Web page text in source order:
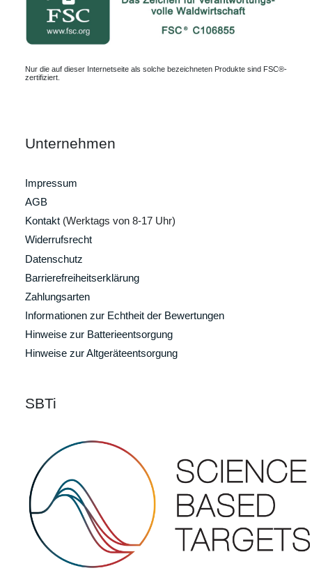
Nur die auf dieser Internetseite als solche bezeichneten Produkte sind FSC®-
zertifiziert.
Unternehmen
Impressum
AGB
Kontakt (Werktags von 8-17 Uhr)
Widerrufsrecht
Datenschutz
Barrierefreiheitserklärung
Zahlungsarten
Informationen zur Echtheit der Bewertungen
Hinweise zur Batterieentsorgung
Hinweise zur Altgeräteentsorgung
SBTi